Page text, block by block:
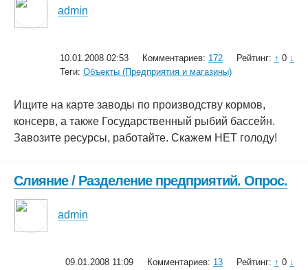
admin
10.01.2008 02:53 Комментариев: 172 Рейтинг: ↑ 0 ↓
Теги: Объекты (Предприятия и магазины)
Ищите на карте заводы по производству кормов,
консерв, а также Государственный рыбий бассейн.
Завозите ресурсы, работайте. Скажем НЕТ голоду!
Слияние / Разделение предприятий. Опрос.
admin
09.01.2008 11:09 Комментариев: 13 Рейтинг: ↑ 0 ↓